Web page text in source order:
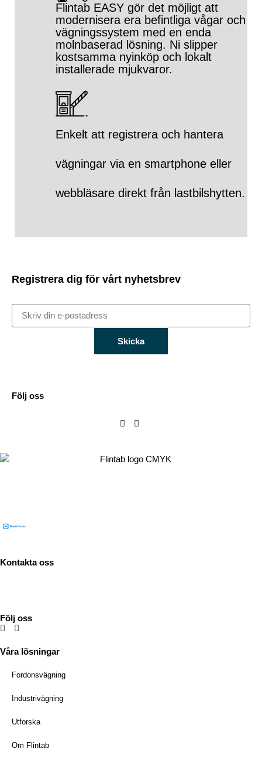
Flintab EASY gör det möjligt att
modernisera era befintliga vågar och
vägningssystem med en enda
molnbaserad lösning. Ni slipper
kostsamma nyinköp och lokalt
installerade mjukvaror.
Enkelt att registrera och hantera
vägningar via en smartphone eller
webbläsare direkt från lastbilshytten.
Registrera dig för vårt nyhetsbrev
Skicka
Följ oss
Kontakta oss
Följ oss
Våra lösningar
Fordonsvägning
Industrivägning
Utforska
Om Flintab